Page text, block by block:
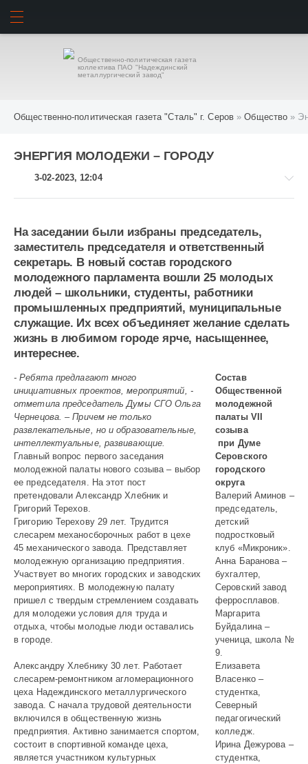
Общественно-политическая газета
коллектива ПАО "Надеждинский
металлургический завод"
Общественно-политическая газета "Сталь" г. Серов »Общество »
ЭНЕРГИЯ МОЛОДЕЖИ – ГОРОДУ
3-02-2023, 12:04
Общество
На заседании были избраны председатель,
заместитель председателя и ответственный
секретарь. В новый состав городского
молодежного парламента вошли 25 молодых
людей – школьники, студенты, работники
промышленных предприятий, муниципальные
служащие. Их всех объединяет желание сделать
жизнь в любимом городе ярче, насыщеннее,
интереснее.
- Ребята предлагают много
инициативных проектов, мероприятий, -
отметила председатель Думы СГО Ольга
Чернецова. – Причем не только
развлекательные, но и образовательные,
интеллектуальные, развивающие.
Главный вопрос первого заседания
молодежной палаты нового созыва – выбор
ее председателя. На этот пост
претендовали Александр Хлебник и
Григорий Терехов.
Григорию Терехову 29 лет. Трудится
слесарем механосборочных работ в цехе
45 механического завода. Представляет
молодежную организацию предприятия.
Участвует во многих городских и заводских
мероприятиях. В молодежную палату
пришел с твердым стремлением создавать
для молодежи условия для труда и
отдыха, чтобы молодые люди оставались
в городе.
Александру Хлебнику 30 лет. Работает
слесарем-ремонтником агломерационного
цеха Надеждинского металлургического
завода. С начала трудовой дея­тельности
включился в общественную жизнь
предприятия. Активно занимается спортом,
состоит в спортивной команде цеха,
является участником культурных
Состав
Общественной
молодежной
палаты VII
созыва
при Думе
Серовского
городского
округа
Валерий Аминов –
председатель,
детский
подростковый
клуб «Микроник».
Анна Баранова –
бухгалтер,
Серовский завод
ферросплавов.
Маргарита
Буйдалина –
ученица, школа №
9.
Елизавета
Власенко –
студентка,
Северный
педагогический
колледж.
Ирина Дежурова –
студентка,